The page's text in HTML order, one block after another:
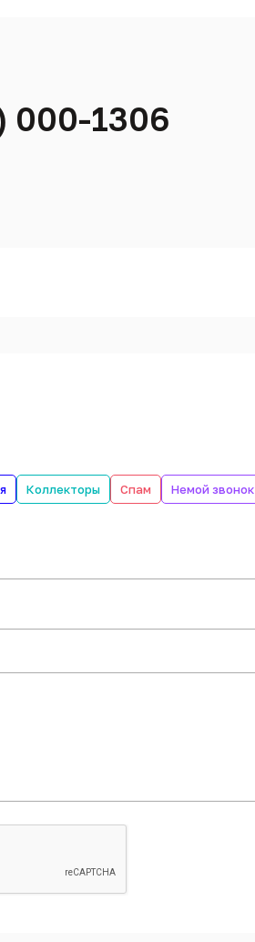
000-1306
Коллекторы Спам Немой звонок